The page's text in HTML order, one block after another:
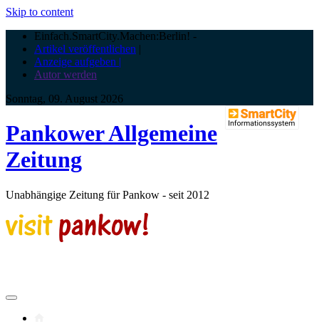
Skip to content
Einfach.SmartCity.Machen:Berlin! -
Artikel veröffentlichen |
Anzeige aufgeben |
Autor werden
Sonntag, 09. August 2026
Pankower Allgemeine
Zeitung
Unabhängige Zeitung für Pankow - seit 2012